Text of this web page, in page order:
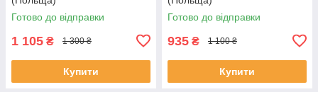
Готово до відправки
1 105 ₴ 1 300 ₴
Купити
Готово до відправки
935 ₴ 1 100 ₴
Купити